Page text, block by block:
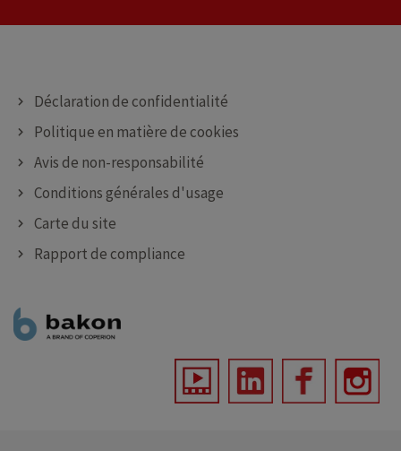
Déclaration de confidentialité
Politique en matière de cookies
Avis de non-responsabilité
Conditions générales d'usage
Carte du site
Rapport de compliance